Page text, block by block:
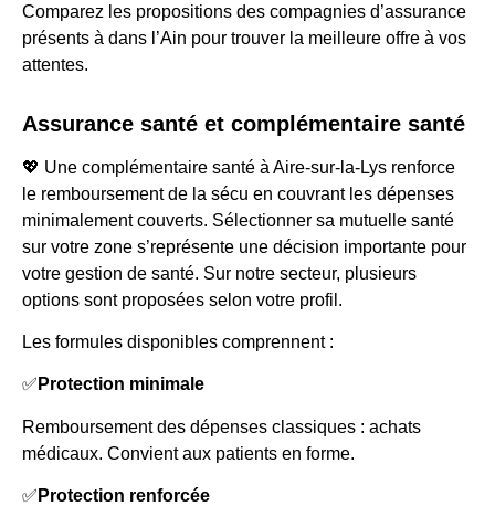
Comparez les propositions des compagnies d’assurance
présents à dans l’Ain pour trouver la meilleure offre à vos
attentes.
Assurance santé et complémentaire santé
💖 Une complémentaire santé à Aire-sur-la-Lys renforce
le remboursement de la sécu en couvrant les dépenses
minimalement couverts. Sélectionner sa mutuelle santé
sur votre zone s’représente une décision importante pour
votre gestion de santé. Sur notre secteur, plusieurs
options sont proposées selon votre profil.
Les formules disponibles comprennent :
✅ Protection minimale
Remboursement des dépenses classiques : achats
médicaux. Convient aux patients en forme.
✅ Protection renforcée